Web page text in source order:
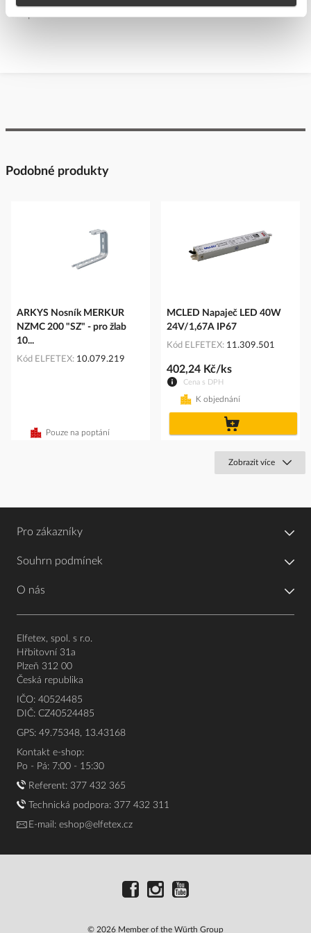
strop
Podobné produkty
ARKYS Nosník MERKUR
NZMC 200 "SZ" - pro žlab
10...
Kód ELFETEX 10.079.219
Pouze na poptání
MCLED Napaječ LED 40W
24V/1,67A IP67
Kód ELFETEX 11.309.501
Cena s DPH
402,24 Kč/ks
K objednání
Zobrazit více
Pro zákazníky
Souhrn podmínek
O nás
Elfetex, spol. s r.o.
Hřbitovní 31a
Plzeň 312 00
Česká republika
IČO: 40524485
DIČ: CZ40524485
GPS: 49.75348, 13.43168
Kontakt e-shop:
Po - Pá: 7:00 - 15:30
Referent: 377 432 365
Technická podpora: 377 432 311
E-mail: eshop@elfetex.cz
© 2026 Member of the Würth Group